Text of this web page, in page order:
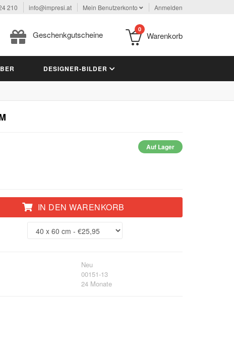
210 info@impresi.at Mein Benutzerkonto Anmelden
Geschenkgutscheine
0
Warenkorb
DESIGNER-BILDER
Auf Lager
IN DEN WARENKORB
Neu
00151-13
24 Monate